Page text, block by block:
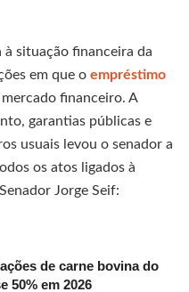
situação financeira da
em que o empréstimo
financeiro. A
garantias públicas e
usuais levou o senador a
os atos ligados à
Jorge Seif:
de carne bovina do
50% em 2026